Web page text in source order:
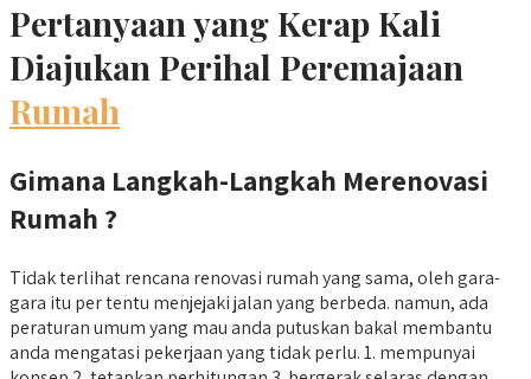
Pertanyaan yang Kerap Kali
Diajukan Perihal Peremajaan
Rumah
Gimana Langkah-Langkah Merenovasi
Rumah ?
Tidak terlihat rencana renovasi rumah yang sama, oleh gara-
gara itu per tentu menjejaki jalan yang berbeda. namun, ada
peraturan umum yang mau anda putuskan bakal membantu
anda mengatasi pekerjaan yang tidak perlu. 1. mempunyai